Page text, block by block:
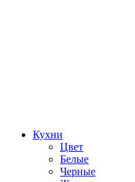
Кухни
Цвет
Белые
Черные